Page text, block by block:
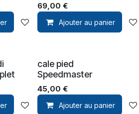
Ajouter à la liste de souhaits
69,00 €
Ajouter au panier
Ajouter à la liste de souhaits
cale pied
Speedmaster
45,00 €
Ajouter au panier